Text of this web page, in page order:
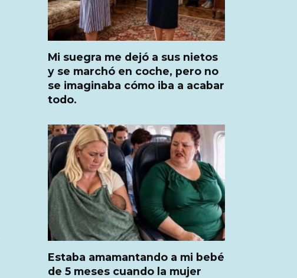
Mi suegra me dejó a sus nietos
y se marchó en coche, pero no
se imaginaba cómo iba a acabar
todo.
Estaba amamantando a mi bebé
de 5 meses cuando la mujer